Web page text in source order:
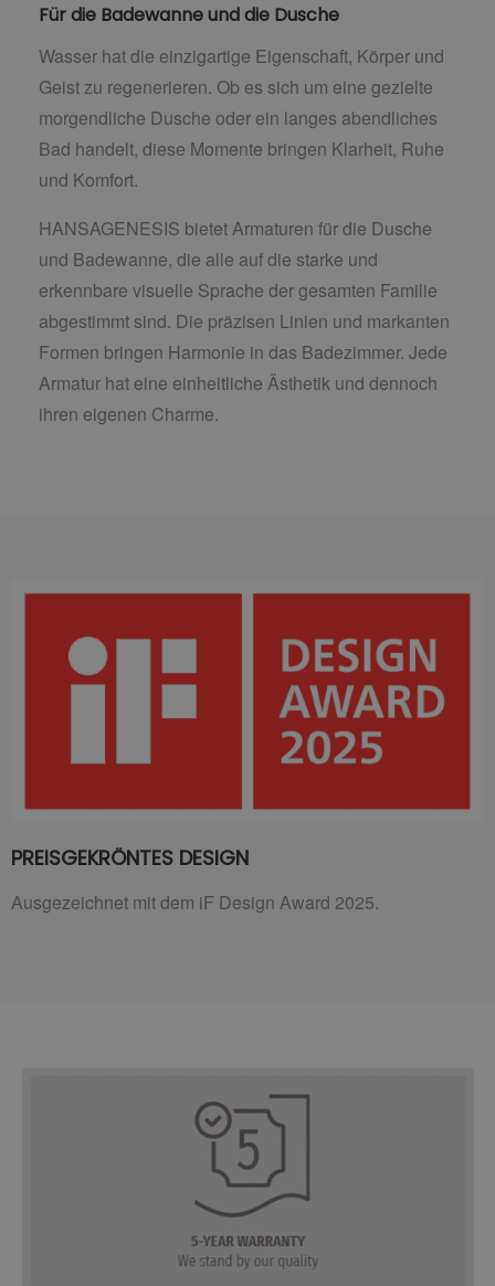
Für die Badewanne und die Dusche
Wasser hat die einzigartige Eigenschaft, Körper und
Geist zu regenerieren. Ob es sich um eine gezielte
morgendliche Dusche oder ein langes abendliches
Bad handelt, diese Momente bringen Klarheit, Ruhe
und Komfort.
HANSAGENESIS bietet Armaturen für die Dusche
und Badewanne, die alle auf die starke und
erkennbare visuelle Sprache der gesamten Familie
abgestimmt sind. Die präzisen Linien und markanten
Formen bringen Harmonie in das Badezimmer. Jede
Armatur hat eine einheitliche Ästhetik und dennoch
ihren eigenen Charme.
PREISGEKRÖNTES DESIGN
Ausgezeichnet mit dem iF Design Award 2025.